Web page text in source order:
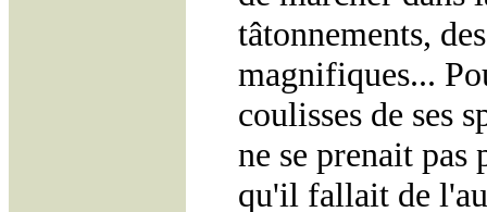
tâtonnements,
magnifiques...
coulisses de ses
ne se prenait
qu'il fallait de